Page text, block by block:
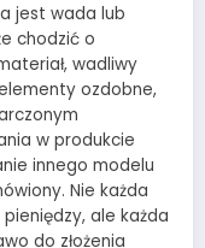
jest wada lub
chodzić o
wadliwy
ozdobne,
w produkcie
innego modelu
Nie każda
ale każda
do złożenia